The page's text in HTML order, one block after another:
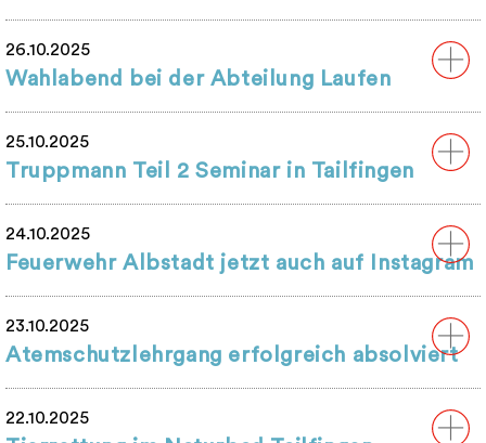
26.10.2025
Wahlabend bei der Abteilung Laufen
25.10.2025
Truppmann Teil 2 Seminar in Tailfingen
24.10.2025
Feuerwehr Albstadt jetzt auch auf Instagram
23.10.2025
Atemschutzlehrgang erfolgreich absolviert
22.10.2025